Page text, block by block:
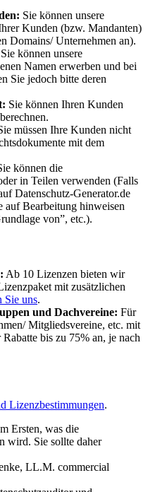
Sie können unsere
Kunden (bzw. Mandanten)
Domains/ Unternehmen an).
Sie können unsere
Namen erwerben und bei
Sie jedoch bitte deren
Sie können Ihren Kunden
müssen Ihre Kunden nicht
mit dem
können die
in Teilen verwenden (Falls
Datenschutz-Generator.de
auf Bearbeitung hinweisen
von”, etc.).
Ab 10 Lizenzen bieten wir
mit zusätzlichen
Sie uns.
und Dachvereine: Für
Mitgliedsvereine, etc. mit
bis zu 75% an, je nach
Lizenzbestimmungen.
Ersten, was die
wird. Sie sollte daher
LL.M. commercial